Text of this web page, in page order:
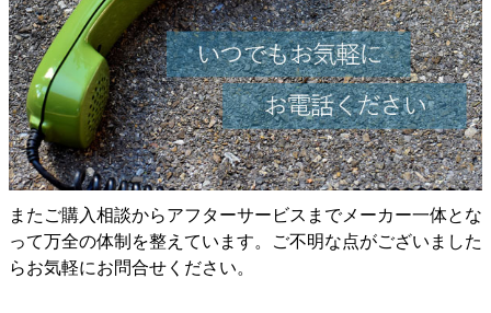
またご購入相談からアフターサービスまでメーカー一体とな
って万全の体制を整えています。ご不明な点がございました
らお気軽にお問合せください。